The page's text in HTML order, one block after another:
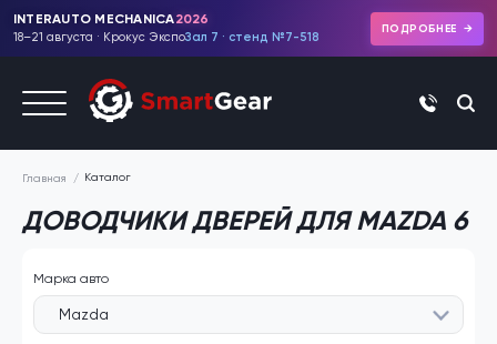
INTERAUTO MECHANICA2026
18–21 августа · Крокус ЭкспоЗал 7 · стенд №7-518
ПОДРОБНЕЕ
+7 (495)
Главная Каталог
ДОВОДЧИКИ ДВЕРЕЙ ДЛЯ MAZDA 6
Марка авто
Mazda